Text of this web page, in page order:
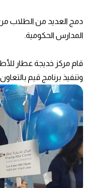
دمج العديد من الطلاب من
المدارس الحكومية.
قام مركز خديجة عطار
وتنفيذ برنامج قيم